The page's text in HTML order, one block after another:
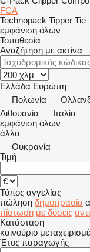
FCA
Technopack Tipper Tie
εμφάνιση όλων
Τοποθεσία
Αναζήτηση με ακτίνα
Ελλάδα Ευρώπη
Πολωνία
Λιθουανία
Ιταλία
εμφάνιση όλων
άλλα
Ουκρανία
Τιμή
Τύπος αγγελίας
πώληση δημοπρασία
πίστωση με δόσεις
Κατάσταση
καινούριο
Έτος παραγωγής